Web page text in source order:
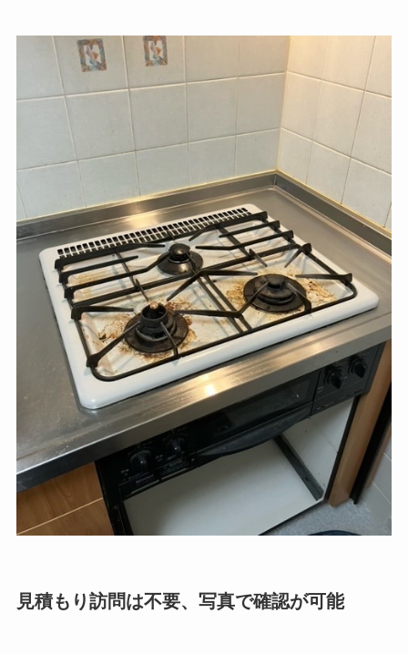
見積もり訪問は不要、写真で確認が可能